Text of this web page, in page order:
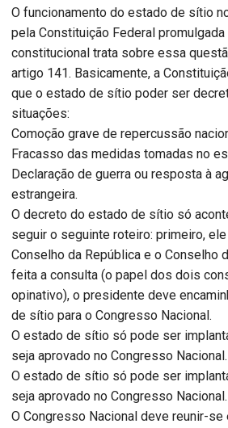
O funcionamento do estado de sítio
pela Constituição Federal
constitucional trata sobre essa
artigo 141. Basicamente, a
que o estado de sítio poder ser
situações:
Comoção grave de repercussão
Fracasso das medidas tomadas no
Declaração de guerra ou resposta à
estrangeira.
O decreto do estado de sítio só
seguir o seguinte roteiro: primeiro,
Conselho da República e o Conselho
feita a consulta (o papel dos dois
opinativo), o presidente deve
de sítio para o Congresso Nacional.
O estado de sítio só pode ser
seja aprovado no Congresso Nacional.
O estado de sítio só pode ser
seja aprovado no Congresso Nacional.
O Congresso Nacional deve reunir-se